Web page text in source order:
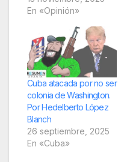
En «Opinión»
Cuba atacada por no ser
colonia de Washington.
Por Hedelberto López
Blanch
26 septiembre, 2025
En «Cuba»